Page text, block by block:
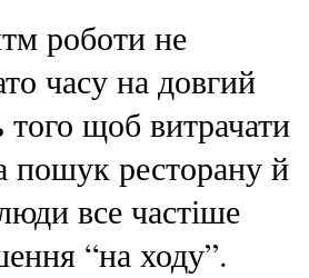
роботи не
часу на довгий
того щоб витрачати
пошук ресторану й
все частіше
“на ходу”.